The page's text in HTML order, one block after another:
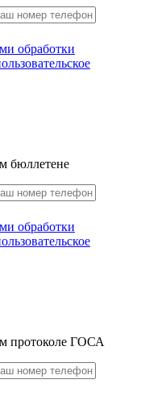
обработки
бюллетене
обработки
протоколе ГОСА